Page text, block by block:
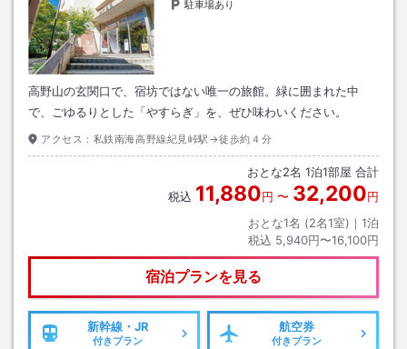
駐車場あり
高野山の玄関口で、宿坊ではない唯一の旅館。緑に囲まれた中
で、ごゆるりとした「やすらぎ」を、ぜひ味わいください。
アクセス： 私鉄南海高野線紀見峠駅→徒歩約４分
おとな2名 1泊1部屋 合計
税込 11,880円 〜 32,200円
おとな1名 (2名1室)｜ 1泊
税込 5,940円〜16,100円
宿泊プランを見る
新幹線・JR
付きプラン
航空券
付きプラン